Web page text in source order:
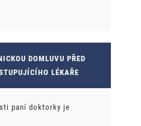
DOMLUVU PŘED
LÉKAŘE
paní doktorky je